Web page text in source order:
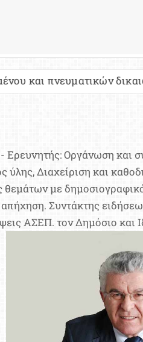
δικαιωμάτων
Οργάνωση και
ύλης, Διαχείριση και
θεμάτων με
Συντάκτης
ΑΣΕΠ. τον Δημόσιο και